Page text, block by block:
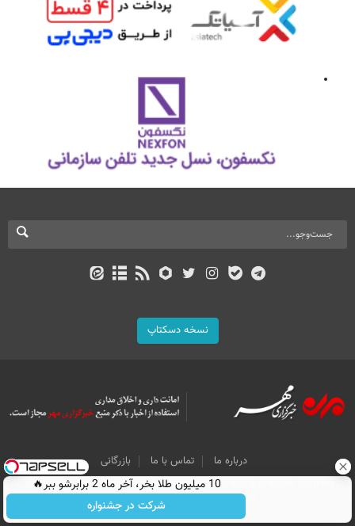
نسخه دسکتاپ
درباره ما تماس با ما
بازرگانی
All Content by Mehr News Agency is licensed under a Creative Commons
Attribution 4.0 International License.
10 میلیون طلا بخر، آخر ماه 2 برابرشو ببر🔥
شرکت در جشنواره